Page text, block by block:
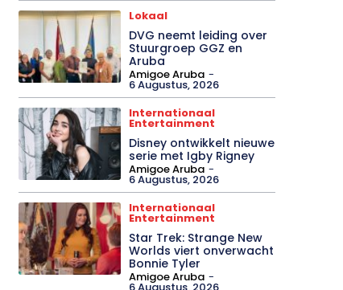
Lokaal
DVG neemt leiding over
Stuurgroep GGZ en
Aruba
Amigoe Aruba -
6 Augustus, 2026
Internationaal
Entertainment
Disney ontwikkelt nieuwe
serie met Igby Rigney
Amigoe Aruba -
6 Augustus, 2026
Internationaal
Entertainment
Star Trek: Strange New
Worlds viert onverwacht
Bonnie Tyler
Amigoe Aruba -